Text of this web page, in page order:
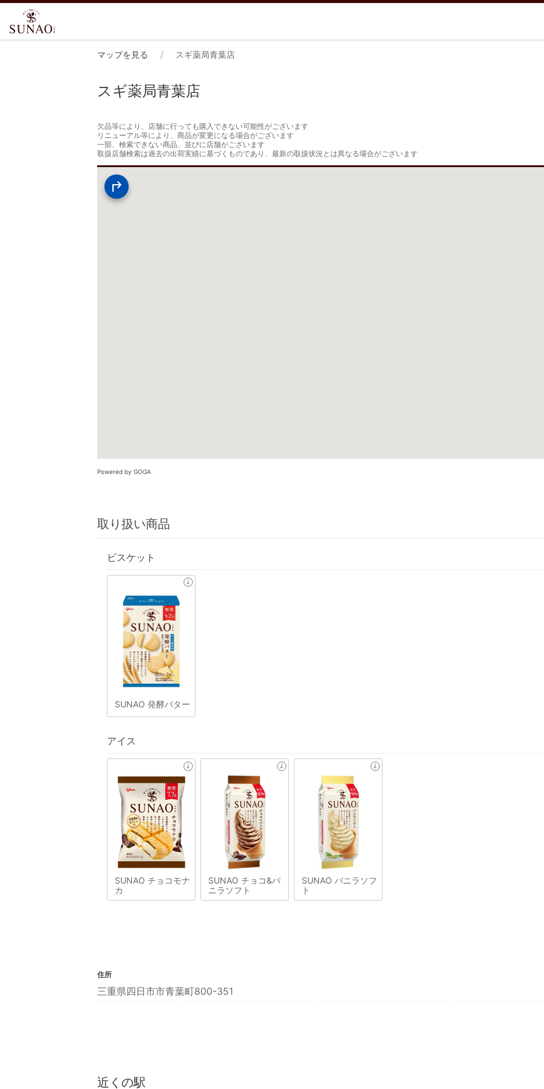
マップを見る スギ薬局青葉店
スギ薬局青葉店
欠品等により、店舗に行っても購入できない可能性がございます
リニューアル等により、商品が変更になる場合がございます
一部、検索できない商品、並びに店舗がございます
取扱店舗検索は過去の出荷実績に基づくものであり、最新の取扱状況とは異なる場合がございます
Powered by GOGA
取り扱い商品
ビスケット
SUNAO 発酵バター
アイス
SUNAO チョコモナ
カ
SUNAO チョコ&バ
ニラソフト
SUNAO バニラソフ
ト
住所
三重県四日市市青葉町800-351
近くの駅